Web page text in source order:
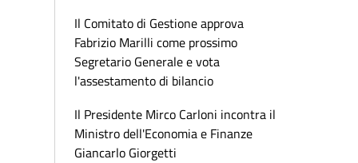
Il Comitato di Gestione approva
Fabrizio Marilli come prossimo
Segretario Generale e vota
l'assestamento di bilancio
Il Presidente Mirco Carloni incontra il
Ministro dell'Economia e Finanze
Giancarlo Giorgetti